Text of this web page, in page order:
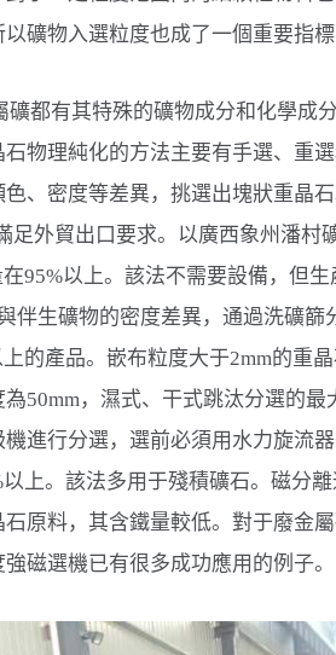
礦物入選粒度也成了一個重要指
礦都有其特殊的礦物成分和化學成
物理純化的方法主要有手選、重
、密度等差異，挑選出塊狀重晶
足外貿出口要求。以廣西象州潘村
在95%以上。該法不需要設備，但
伴生礦物的密度差異，通過洗礦
的產品。嵌布粒度大于2mm的重
50mm，濕式、干式跳汰分選的
進行分選，選前必須用水力旋流
上。該法多用于殘積礦石。磁分
原料，其含鐵量較低。對于廢金
磁選機已有很多成功應用的例子。